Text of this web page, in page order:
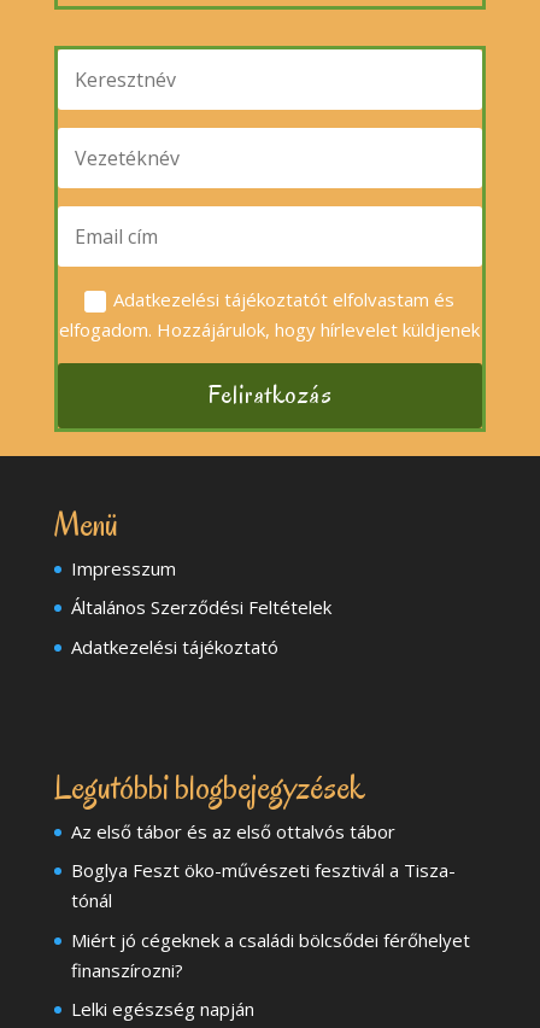
Adatkezelési tájékoztatót elfolvastam és
elfogadom. Hozzájárulok, hogy hírlevelet küldjenek
Feliratkozás
Menü
Impresszum
Általános Szerződési Feltételek
Adatkezelési tájékoztató
Legutóbbi blogbejegyzések
Az első tábor és az első ottalvós tábor
Boglya Feszt öko-művészeti fesztivál a Tisza-
tónál
Miért jó cégeknek a családi bölcsődei férőhelyet
finanszírozni?
Lelki egészség napján